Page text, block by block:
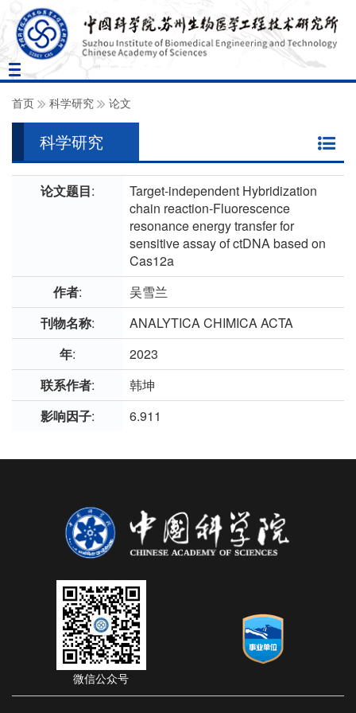
Toggle
navigation
首页 科学研究 论文
科学研究
论文题目:
Target-independent Hybridization
chain reaction-Fluorescence
resonance energy transfer for
sensitive assay of ctDNA based on
Cas12a
作者:
吴雪兰
刊物名称:
ANALYTICA CHIMICA ACTA
年:
2023
联系作者:
韩坤
影响因子: 6.911
微信公众号